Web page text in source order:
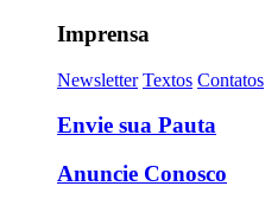
Imprensa
Newsletter Textos Contatos
Envie sua Pauta
Anuncie Conosco